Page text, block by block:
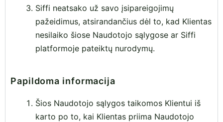
Siffi neatsako už savo įsipareigojimų
pažeidimus, atsirandančius dėl to, kad Klientas
nesilaiko šiose Naudotojo sąlygose ar Siffi
platformoje pateiktų nurodymų.
Papildoma informacija
Šios Naudotojo sąlygos taikomos Klientui iš
karto po to, kai Klientas priima Naudotojo